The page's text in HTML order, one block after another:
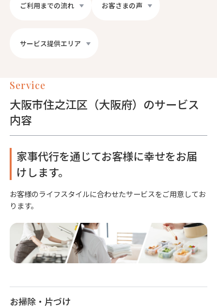
ご利用までの流れ お客さまの声
サービス提供エリア
Service
大阪市住之江区（大阪府）のサービス
内容
家事代行を通じてお客様に幸せをお届
けします。
お客様のライフスタイルに合わせたサービスをご用意してお
ります。
お掃除・片づけ